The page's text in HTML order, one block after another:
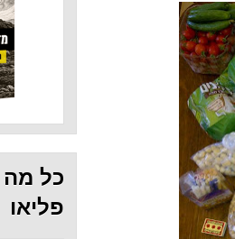
כל
פליאו